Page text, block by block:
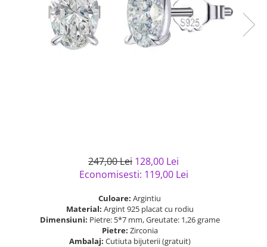
semipretioase
Bijuterii argint placat cu aur
Bijuterii argint cu diverse
Bijuterii de Lux
Bijuterii gotice si rock
Bijuterii Handmade
Solutii si lavete de curatare
247,00 Lei 128,00 Lei
Economisesti: 119,00 Lei
Culoare: Argintiu
Material: Argint 925 placat cu rodiu
Dimensiuni: Pietre: 5*7 mm, Greutate: 1,26 grame
Pietre: Zirconia
Ambalaj: Cutiuta bijuterii (gratuit)